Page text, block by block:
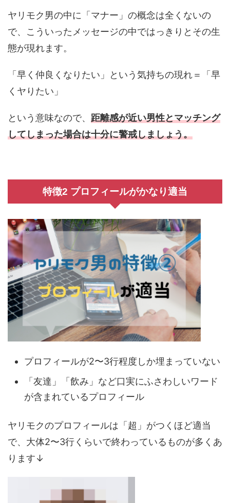
ヤリモク男の中に「マナー」の概念は全くないの
で、こういったメッセージの中ではっきりとその生
態が現れます。
「早く仲良くなりたい」という気持ちの現れ＝「早
くヤりたい」
という意味なので、 距離感が近い男性とマッチング
してしまった場合は十分に警戒しましょう。
特徴2 プロフィールがかなり適当
プロフィールが2〜3行程度しか埋まっていない
「友達」「飲み」など口実にふさわしいワード
が含まれているプロフィール
ヤリモクのプロフィールは「超」がつくほど適当
で、大体2〜3行くらいで終わっているものが多くあ
ります↓